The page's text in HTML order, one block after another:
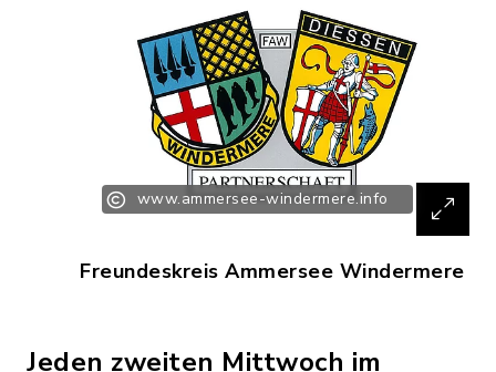
www.ammersee-windermere.info
Freundeskreis Ammersee Windermere
Jeden zweiten Mittwoch im